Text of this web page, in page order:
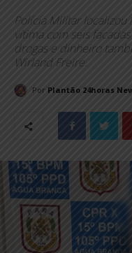
Polícia Militar
vítima com seis
drogas e dinheiro
Wirland Freire.
Por Plantão 24horas